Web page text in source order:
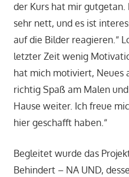
der Kurs hat mir gutgetan.
sehr nett, und es ist
auf die Bilder reagieren.“
letzter Zeit wenig
hat mich motiviert, Neues
richtig Spaß am Malen
Hause weiter. Ich freue
hier geschafft haben.“
Begleitet wurde das
Behindert – NA UND,